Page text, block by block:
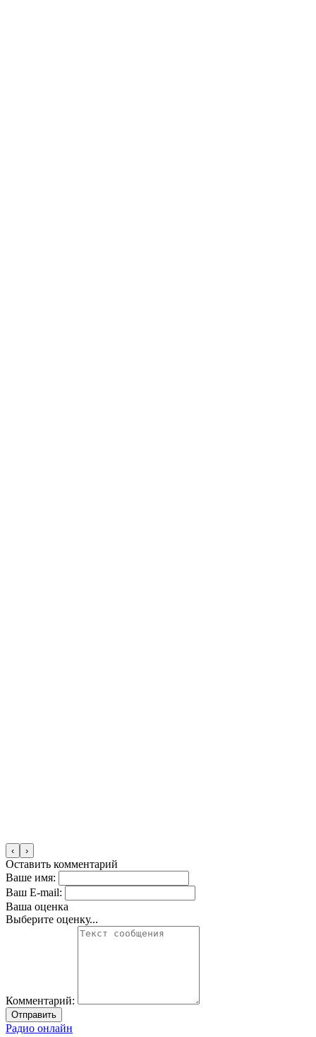
‹ ›
Оставить комментарий
Ваше имя:
Ваш E-mail:
Ваша оценка
Выберите оценку...
Комментарий:
Отправить
Радио онлайн